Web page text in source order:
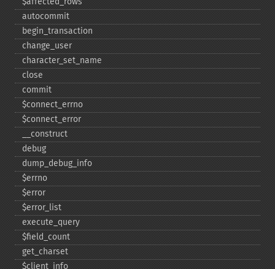
autocommit
begin_​transaction
change_​user
character_​set_​name
close
commit
$connect_​errno
$connect_​error
_​_​construct
debug
dump_​debug_​info
$errno
$error
$error_​list
execute_​query
$field_​count
get_​charset
$client_​info